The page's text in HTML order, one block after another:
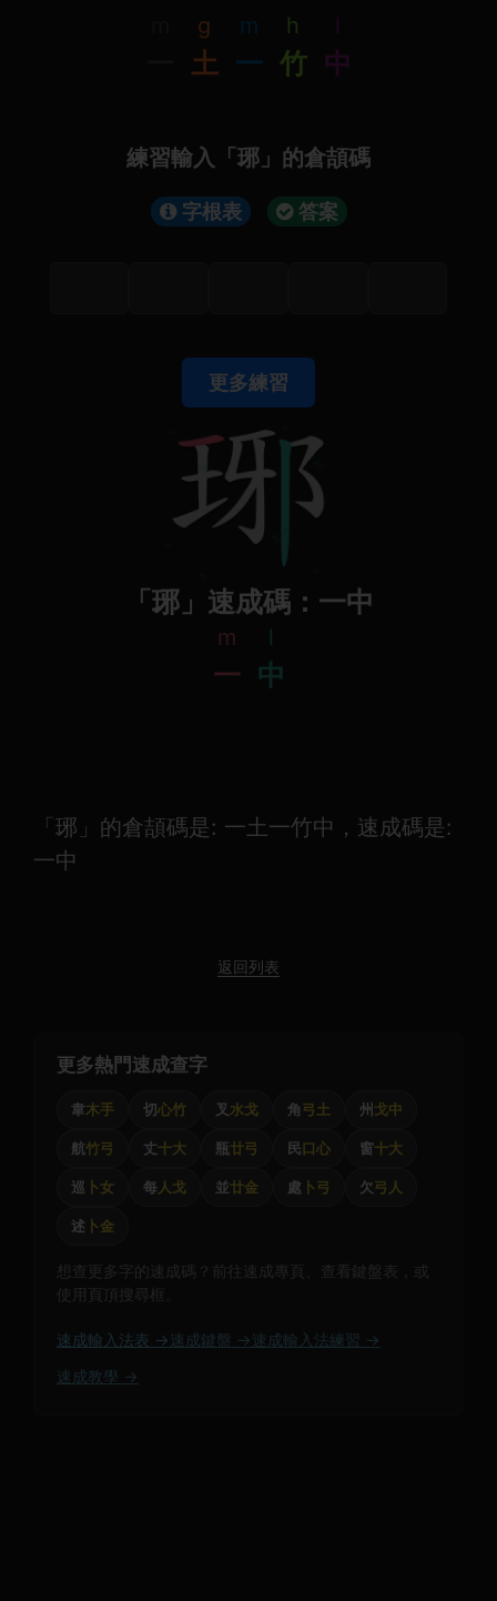
g
土
m
一
h
竹
l
中
練習輸入「琊」的倉頡碼
字根表 答案
更多練習
「琊」速成碼：一中
m
一
l
中
「琊」的倉頡碼是: 一土一竹中，速成碼是:
一中
返回列表
更多熱門速成查字
韋木手 切心竹 叉 水戈 角弓土 州 戈中
航竹弓 丈十大 瓶廿弓 民口心 窗十大
巡 卜女 每人戈 並廿金 處 卜弓 欠弓人
述 卜金
想查更多字的速成碼？前往速成專頁、查看鍵盤表，或
使用頁頂搜尋框。
速成輸入法表 → 速成鍵盤 → 速成輸入法練習 →
速成教學 →